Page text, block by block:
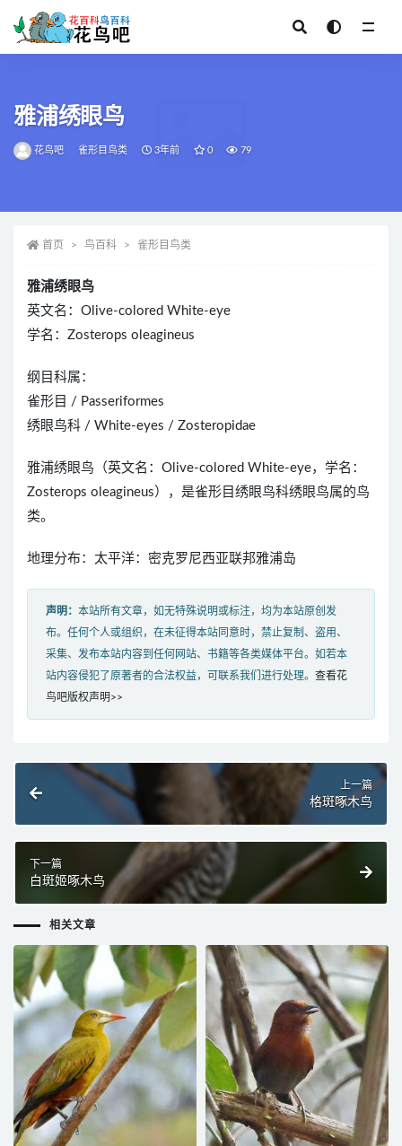
雅浦绣眼鸟
花鸟吧 雀形目鸟类 3年前 0 79
首页 鸟百科 雀形目鸟类
雅浦绣眼鸟
英文名：Olive-colored White-eye
学名：Zosterops oleagineus
纲目科属：
雀形目 / Passeriformes
绣眼鸟科 / White-eyes / Zosteropidae
雅浦绣眼鸟（英文名：Olive-colored White-eye，学名：
Zosterops oleagineus），是雀形目绣眼鸟科绣眼鸟属的鸟
类。
地理分布：太平洋：密克罗尼西亚联邦雅浦岛
声明： 本站所有文章，如无特殊说明或标注，均为本站原创发
布。任何个人或组织，在未征得本站同意时，禁止复制、盗用、
采集、发布本站内容到任何网站、书籍等各类媒体平台。如若本
站内容侵犯了原著者的合法权益，可联系我们进行处理。 查看花
鸟吧版权声明>>
上一篇
格斑啄木鸟
下一篇
白斑姬啄木鸟
相关文章